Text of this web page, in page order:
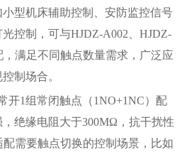
型机床辅助控制、安防监控信号
控制，可与HJDZ-A002、HJDZ-
，满足不同触点数量需求，广泛应
制场合。
开1组常闭触点（1NO+1NC）配
绝缘电阻大于300MΩ，抗干扰性
需要触点切换的控制场景，比如